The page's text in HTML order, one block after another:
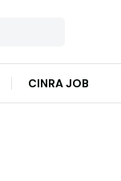
CINRA JOB